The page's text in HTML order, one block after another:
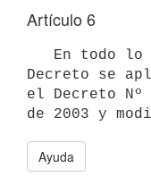
Artículo 6
Decreto se
el Decreto
Ayuda